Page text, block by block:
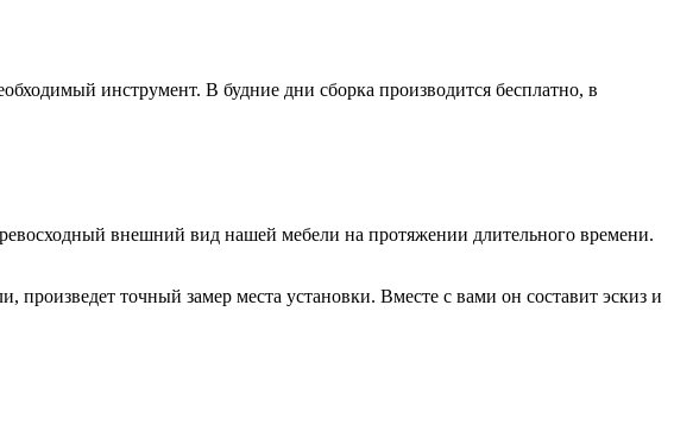
инструмент. В будние дни сборка производится бесплатно, в
внешний вид нашей мебели на протяжении длительного времени.
точный замер места установки. Вместе с вами он составит эскиз и